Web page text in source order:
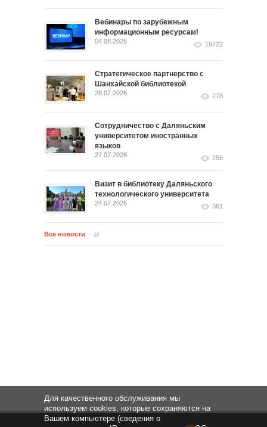
Вебинары по зарубежным
информационным ресурсам!
04.08.2026 19722
Стратегическое партнерство с
Шанхайской библиотекой
28.07.2026 278
Сотрудничество с Даляньским
университетом иностранных
языков
27.07.2026 256
Визит в библиотеку Даляньского
технологического университета
24.07.2026 361
Все новости
Для качественного обслуживания мы
используем cookies, которые сохраняются на
Вашем компьютере (сведения о